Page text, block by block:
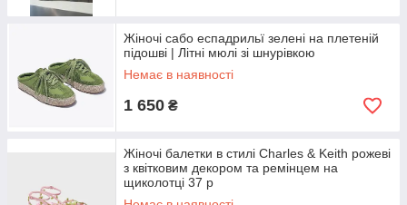
Жіночі сабо еспадрильї зелені на плетеній
підошві | Літні мюлі зі шнурівкою
Немає в наявності
1 650 ₴
Жіночі балетки в стилі Charles & Keith рожеві
з квітковим декором та ремінцем на
щиколотці 37 р